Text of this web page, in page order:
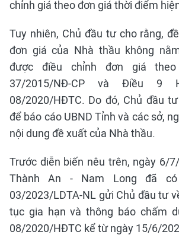
chỉnh giá theo đơn giá thời điểm
Tuy nhiên, Chủ đầu tư cho rằng,
đơn giá của Nhà thầu không
được điều chỉnh đơn giá
37/2015/NĐ-CP và Điều 9
08/2020/HĐTC. Do đó, Chủ đầu
để báo cáo UBND Tỉnh và các sở,
nội dung đề xuất của Nhà thầu.
Trước diễn biến nêu trên, ngày 6/
Thành An - Nam Long đã
03/2023/LDTA-NL gửi Chủ đầu tư
tục gia hạn và thông báo chấm
08/2020/HĐTC kể từ ngày 15/6/